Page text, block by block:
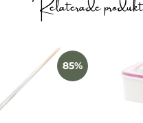
ANVÄNDNINGhur du
85%